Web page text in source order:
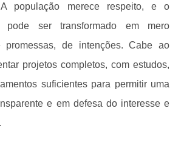
população merece respeito, e o
pode ser transformado em mero
promessas, de intenções. Cabe ao
projetos completos, com estudos,
suficientes para permitir uma
e em defesa do interesse e